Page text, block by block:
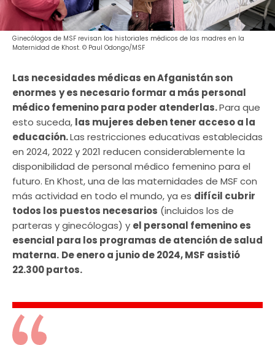
Ginecólogos de MSF revisan los historiales médicos de las madres en la
Maternidad de Khost. © Paul Odongo/MSF
Las necesidades médicas en Afganistán son
enormes y es necesario formar a más personal
médico femenino para poder atenderlas.Para que
esto suceda, las mujeres deben tener acceso a la
educación.Las restricciones educativas establecidas
en 2024, 2022 y 2021 reducen considerablemente la
disponibilidad de personal médico femenino para el
futuro. En Khost, una de las maternidades de MSF con
más actividad en todo el mundo, ya es difícil cubrir
todos los puestos necesarios (incluidos los de
parteras y ginecólogas) y el personal femenino es
esencial para los programas de atención de salud
materna. De enero a junio de 2024, MSF asistió
22.300 partos.